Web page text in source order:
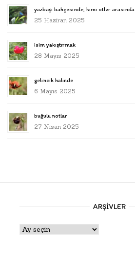
yazbaşı bahçesinde, kimi otlar arasında
25 Haziran 2025
isim yakıştırmak
28 Mayıs 2025
gelincik halinde
6 Mayıs 2025
buğulu notlar
27 Nisan 2025
ARŞIVLER
Arşivler